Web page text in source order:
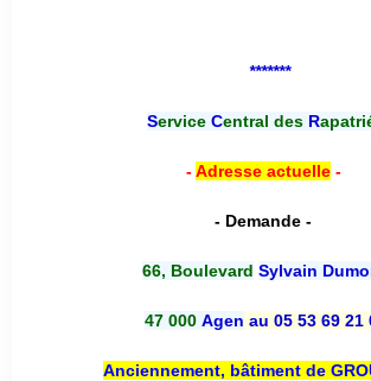
*******
Service Central desR
-Adresse actuelle-
- Demande -
66, Boulevard Sylvain
47 000 Agen au 05 53 69 21
Anciennement, bâtiment de